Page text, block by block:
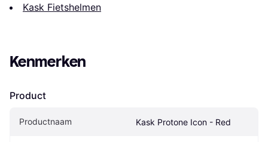
Kask Fietshelmen
Kenmerken
Product
Productnaam Kask Protone Icon - Red